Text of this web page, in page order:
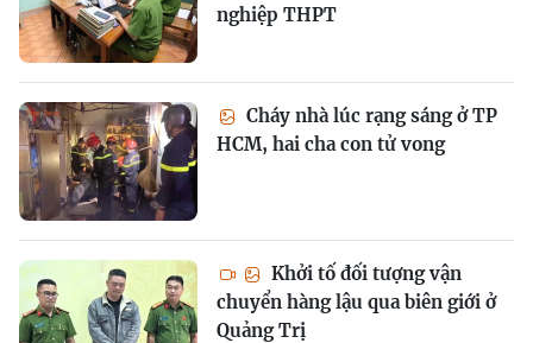
nghiệp THPT
Cháy nhà lúc rạng sáng ở TP
HCM, hai cha con tử vong
Khởi tố đối tượng vận
chuyển hàng lậu qua biên giới ở
Quảng Trị